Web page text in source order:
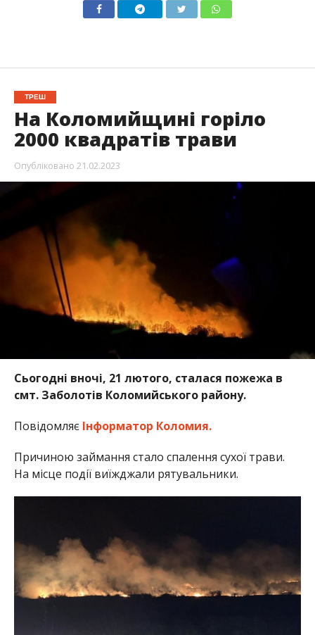
ТРЕШ
На Коломийщині горіло
2000 квадратів трави
Опубліковано 21.02.2023
Сьогодні вночі, 21 лютого, сталася пожежа в
смт. Заболотів Коломийського району.
Повідомляє Інформатор Коломия.
Причиною займання стало спалення сухої трави.
На місце події виїжджали рятувальники.